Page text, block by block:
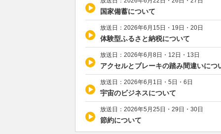
国家備蓄について
放送日：2026年6月15日・19日・20日
体験型ふるさと納税について
放送日：2026年6月8日・12日・13日
アクセルとブレーキの踏み間違いにつ
放送日：2026年6月1日・5日・6日
宇宙のビジネスについて
放送日：2026年5月25日・29日・30日
節約について